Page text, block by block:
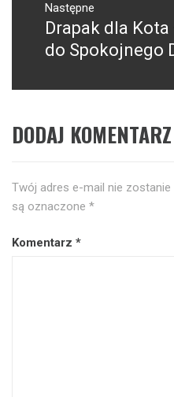
Następne
Następny
post:
Drapak dla
do Spokojnego
DODAJ KOMENTARZ
Twój adres e-mail nie zostanie
są oznaczone *
Komentarz *